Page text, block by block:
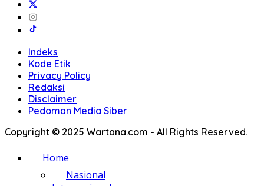
Indeks
Kode Etik
Privacy Policy
Redaksi
Disclaimer
Pedoman Media Siber
Copyright © 2025 Wartana.com - All Rights Reserved.
Home
Nasional